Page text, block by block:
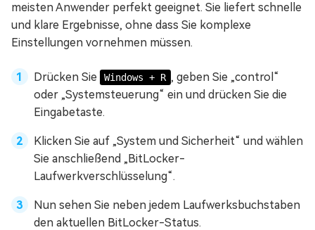
meisten Anwender perfekt geeignet. Sie liefert schnelle
und klare Ergebnisse, ohne dass Sie komplexe
Einstellungen vornehmen müssen.
Drücken Sie Windows + R , geben Sie „control“
oder „Systemsteuerung“ ein und drücken Sie die
Eingabetaste.
Klicken Sie auf „System und Sicherheit“ und wählen
Sie anschließend „BitLocker-
Laufwerkverschlüsselung“.
Nun sehen Sie neben jedem Laufwerksbuchstaben
den aktuellen BitLocker-Status.